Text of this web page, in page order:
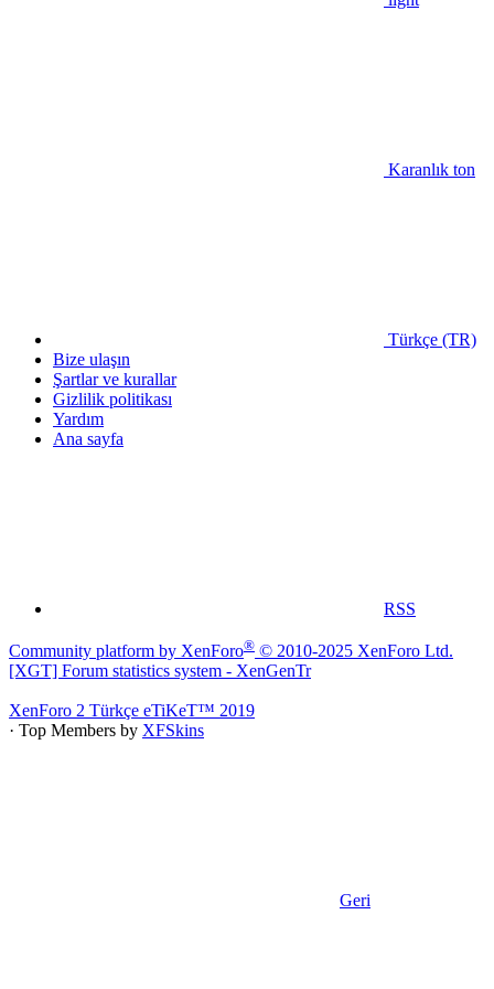
Karanlık ton
Türkçe (TR)
Bize ulaşın
Şartlar ve kurallar
Gizlilik politikası
Yardım
Ana sayfa
RSS
Community platform by XenForo® © 2010-2025 XenForo Ltd.
[XGT] Forum statistics system - XenGenTr
XenForo 2 Türkçe eTiKeT™ 2019
· Top Members by XFSkins
Geri